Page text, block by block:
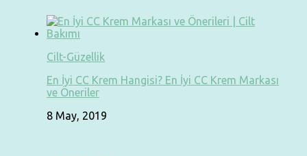
Cilt-Güzellik
En İyi CC Krem Hangisi? En İyi CC Krem Markası
ve Öneriler
8 May, 2019